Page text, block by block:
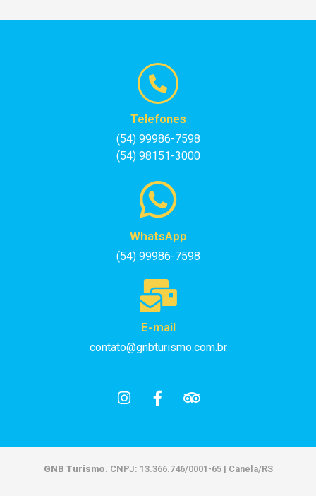
Telefones
(54) 99986-7598
(54) 98151-3000
WhatsApp
(54) 99986-7598
E-mail
contato@gnbturismo.com.br
GNB Turismo. CNPJ: 13.366.746/0001-65 | Canela/RS